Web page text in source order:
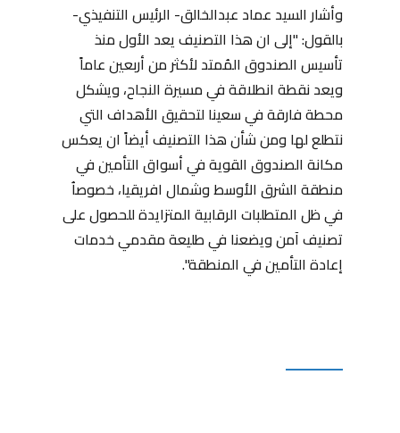
وأشار السيد عماد عبدالخالق- الرئيس التنفيذي-
بالقول: "إلى ان هذا التصنيف يعد الأول منذ
تأسيس الصندوق المُمتد لأكثر من أربعين عاماً
ويعد نقطة انطلاقة في مسيرة النجاح، ويشكل
محطة فارقة في سعينا لتحقيق الأهداف التي
نتطلع لها ومن شأن هذا التصنيف أيضاً ان يعكس
مكانة الصندوق القوية في أسواق التأمين في
منطقة الشرق الأوسط وشمال افريقيا، خصوصاُ
في ظل المتطلبات الرقابية المتزايدة للحصول على
تصنيف آمن ويضعنا في طليعة مقدمي خدمات
إعادة التأمين في المنطقة".